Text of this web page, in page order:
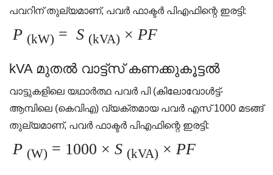
പവറിന് തുല്യമാണ്, പവർ ഫാക്ടർ പി‌എഫിന്റെ ഇരട്ടി:
P (kW) = S (kVA) × PF
kVA മുതൽ വാട്ട്സ് കണക്കുകൂട്ടൽ
വാട്ടുകളിലെ യഥാർത്ഥ പവർ പി (കിലോവോൾട്ട്-
ആമ്പിലെ (കെവി‌എ) വ്യക്തമായ പവർ എസ് 1000 മടങ്ങ്
തുല്യമാണ്, പവർ ഫാക്ടർ പി‌എഫിന്റെ ഇരട്ടി:
P (W) = 1000 × S (kVA) × PF